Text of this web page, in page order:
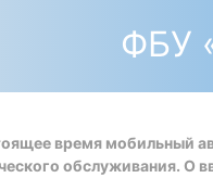
ФБУ
время мобильный
обслуживания. О